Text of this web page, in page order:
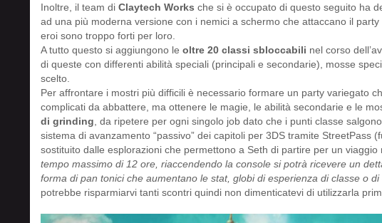
Inoltre, il team di Claytech Works che si è occupato di questo seguito ha
ad una più moderna versione con i nemici a schermo che attaccano il
eroi sono troppo forti per loro.
A tutto questo si aggiungono le oltre 20 classi sbloccabili nel corso
di queste con differenti abilità speciali (principali e secondarie), mosse
scelto.
Per affrontare i mostri più difficili è necessario formare un party variegato
complicati da abbattere, ma ottenere le magie, le abilità secondarie e le
di grinding , da ripetere per ogni singolo job dato che i punti classe
sistema di avanzamento “passivo” dei capitoli per 3DS tramite StreetPass
sostituito dalle esplorazioni che permettono a Seth di partire per un viaggio
tempo massimo di 12 ore, riaccendendo la console si potrà ricevere un
forma di pan tonici che aumentano le stat, globi di esperienza di classe o
potrebbe risparmiarvi tanti scontri quindi non dimenticatevi di utilizzarla